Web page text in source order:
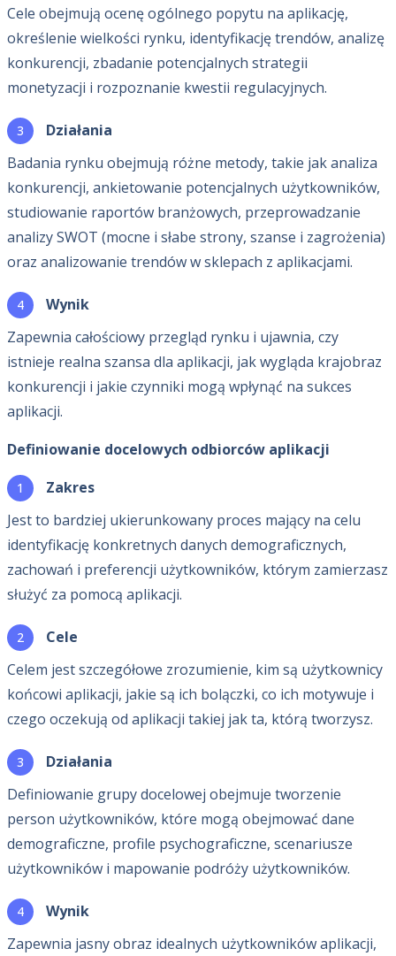
Cele obejmują ocenę ogólnego popytu na aplikację,
określenie wielkości rynku, identyfikację trendów, analizę
konkurencji, zbadanie potencjalnych strategii
monetyzacji i rozpoznanie kwestii regulacyjnych.
Działania
Badania rynku obejmują różne metody, takie jak analiza
konkurencji, ankietowanie potencjalnych użytkowników,
studiowanie raportów branżowych, przeprowadzanie
analizy SWOT (mocne i słabe strony, szanse i zagrożenia)
oraz analizowanie trendów w sklepach z aplikacjami.
Wynik
Zapewnia całościowy przegląd rynku i ujawnia, czy
istnieje realna szansa dla aplikacji, jak wygląda krajobraz
konkurencji i jakie czynniki mogą wpłynąć na sukces
aplikacji.
Definiowanie docelowych odbiorców aplikacji
Zakres
Jest to bardziej ukierunkowany proces mający na celu
identyfikację konkretnych danych demograficznych,
zachowań i preferencji użytkowników, którym zamierzasz
służyć za pomocą aplikacji.
Cele
Celem jest szczegółowe zrozumienie, kim są użytkownicy
końcowi aplikacji, jakie są ich bolączki, co ich motywuje i
czego oczekują od aplikacji takiej jak ta, którą tworzysz.
Działania
Definiowanie grupy docelowej obejmuje tworzenie
person użytkowników, które mogą obejmować dane
demograficzne, profile psychograficzne, scenariusze
użytkowników i mapowanie podróży użytkowników.
Wynik
Zapewnia jasny obraz idealnych użytkowników aplikacji,